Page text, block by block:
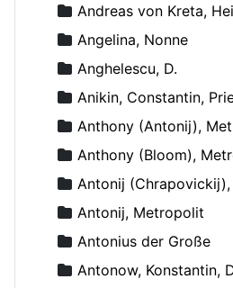
Andreas von Kreta,
Angelina, Nonne
Anghelescu, D.
Anikin, Constantin,
Anthony (Antonij),
Anthony (Bloom),
Antonij
Antonij, Metropolit
Antonius der Große
Antonow, Konstantin,